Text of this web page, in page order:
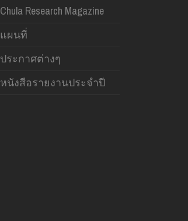
Chula Research Magazine
แผนที่
ประกาศต่างๆ
หนังสือรายงานประจำปี